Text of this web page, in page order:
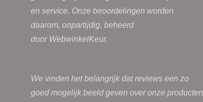
en service. Onze beoordelingen worden
daarom, onpartijdig, beheerd
door WebwinkelKeur.
We vinden het belangrijk dat reviews een zo
goed mogelijk beeld geven over onze producten